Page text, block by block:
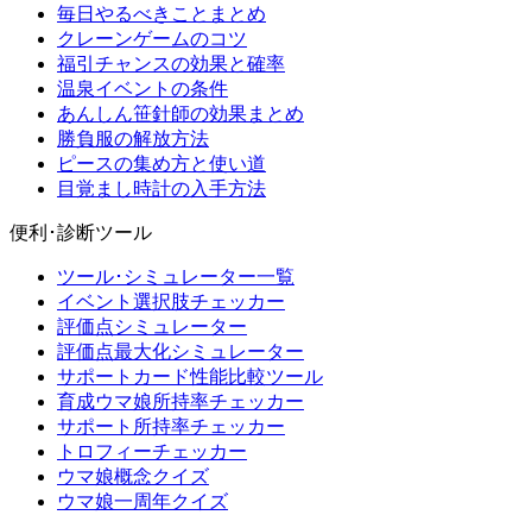
毎日やるべきことまとめ
クレーンゲームのコツ
福引チャンスの効果と確率
温泉イベントの条件
あんしん笹針師の効果まとめ
勝負服の解放方法
ピースの集め方と使い道
目覚まし時計の入手方法
便利･診断ツール
ツール･シミュレーター一覧
イベント選択肢チェッカー
評価点シミュレーター
評価点最大化シミュレーター
サポートカード性能比較ツール
育成ウマ娘所持率チェッカー
サポート所持率チェッカー
トロフィーチェッカー
ウマ娘概念クイズ
ウマ娘一周年クイズ